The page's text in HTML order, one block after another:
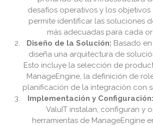
desafíos operativos y los
permite identificar las soluciones
más adecuadas para cada
Diseño de la Solución: Basado
diseña una arquitectura de
Esto incluye la selección de
ManageEngine, la definición de
planificación de la integración con
Implementación y Configuración:
ValuIT instalan, configuran y
herramientas de ManageEngine